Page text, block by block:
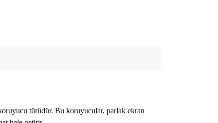
türüdür. Bu koruyucular, parlak ekran